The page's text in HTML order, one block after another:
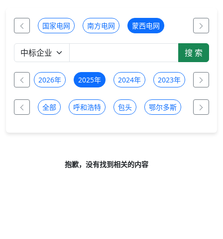
国家电网 南方电网 蒙西电网
全部 2026年 2025年 2024年 2023年 2022年
全部 呼和浩特 包头 鄂尔多斯 乌兰察布
抱歉，没有找到相关的内容